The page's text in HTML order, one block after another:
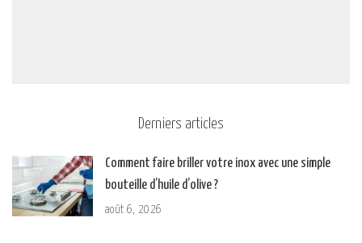
Derniers articles
Comment faire briller votre inox avec une simple
bouteille d’huile d’olive ?
août 6, 2026